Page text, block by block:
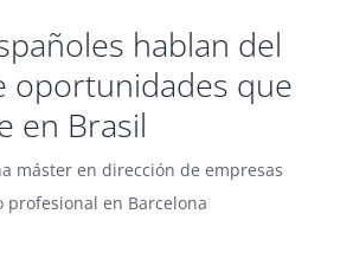
hablan del
oportunidades que
en Brasil
máster en dirección de empresas
profesional en Barcelona